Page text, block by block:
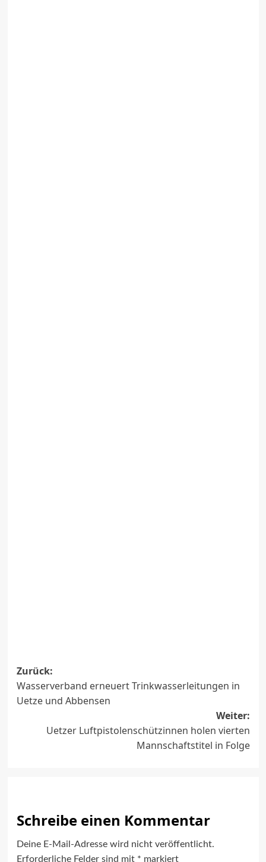
Beitragsnavigation
Zurück:
Wasserverband erneuert Trinkwasserleitungen in
Uetze und Abbensen
Weiter:
Uetzer Luftpistolenschützinnen holen vierten
Mannschaftstitel in Folge
Schreibe einen Kommentar
Deine E-Mail-Adresse wird nicht veröffentlicht.
Erforderliche Felder sind mit * markiert